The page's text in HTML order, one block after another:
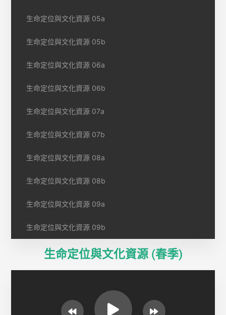
生命定位與文化資源 05a
生命定位與文化資源 05b
生命定位與文化資源 06a
生命定位與文化資源 06b
生命定位與文化資源 07a
生命定位與文化資源 07b
生命定位與文化資源 08a
生命定位與文化資源 08b
生命定位與文化資源 09a
生命定位與文化資源 09b
生命定位與文化資源 (春季)